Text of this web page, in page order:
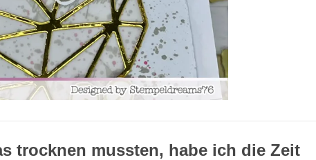
trocknen mussten, habe ich die Zeit